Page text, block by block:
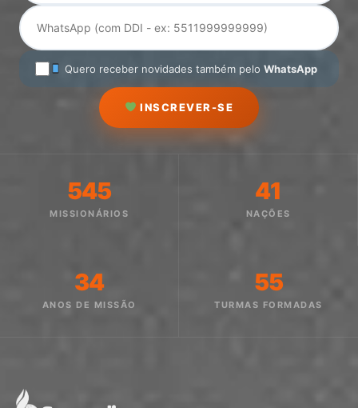
Quero receber novidades também pelo WhatsApp
INSCREVER-SE
545
MISSIONÁRIOS
41
NAÇÕES
34
ANOS DE MISSÃO
55
TURMAS FORMADAS